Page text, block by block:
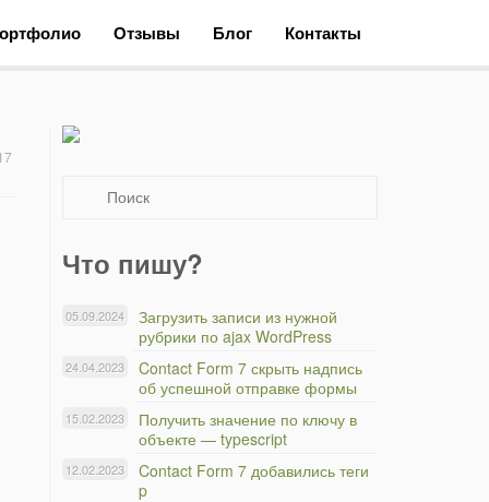
Отзывы Блог Контакты
Что пишу?
Загрузить записи из нужной
рубрики по ajax WordPress
05.09.2024
Contact Form 7 скрыть надпись
об успешной отправке формы
24.04.2023
Получить значение по ключу в
объекте — typescript
15.02.2023
Contact Form 7 добавились теги
p
12.02.2023